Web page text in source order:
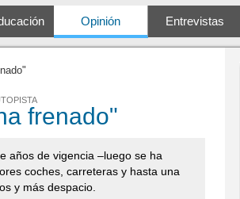
Opinión Entrevistas
frenado"
años de vigencia –luego se ha
coches, carreteras y hasta una
y más despacio.